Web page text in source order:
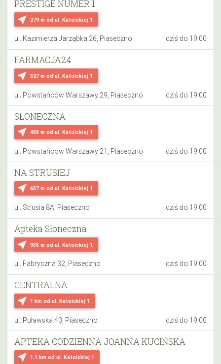
near_me 279 m od ul. Katoickiej 1
PRESTIGE NUMER 1
ul. Kazimierza Jarząbka 26, Piaseczno dziś do 19:00
near_me 327 m od ul. Katoickiej 1
FARMACJA24
ul. Powstańców Warszawy 29, Piaseczno dziś do 19:00
near_me 488 m od ul. Katoickiej 1
SŁONECZNA
ul. Powstańców Warszawy 21, Piaseczno dziś do 19:00
near_me 687 m od ul. Katoickiej 1
NA STRUSIEJ
ul. Strusia 8A, Piaseczno dziś do 19:00
near_me 935 m od ul. Katoickiej 1
Apteka Słoneczna
ul. Fabryczna 32, Piaseczno dziś do 19:00
near_me 1 km od ul. Katoickiej 1
CENTRALNA
ul. Puławska 43, Piaseczno dziś do 19:00
near_me 1.1 km od ul. Katoickiej 1
APTEKA CODZIENNA JOANNA KUCIŃSKA